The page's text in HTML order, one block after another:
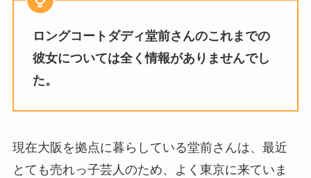
ロングコートダディ堂前さんのこれまでの
彼女については全く情報がありませんでし
た。
現在大阪を拠点に暮らしている堂前さんは、最近
とても売れっ子芸人のため、よく東京に来ていま